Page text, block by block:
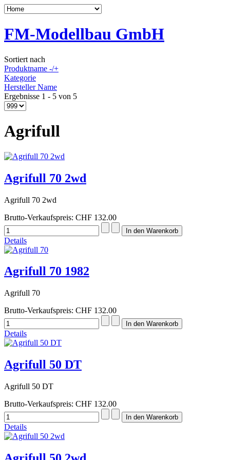
FM-Modellbau GmbH
Sortiert nach
Produktname -/+
Kategorie
Hersteller Name
Ergebnisse 1 - 5 von 5
Agrifull
Agrifull 70 2wd
Agrifull 70 2wd
Brutto-Verkaufspreis: CHF 132.00
Details
Agrifull 70 1982
Agrifull 70
Brutto-Verkaufspreis: CHF 132.00
Details
Agrifull 50 DT
Agrifull 50 DT
Brutto-Verkaufspreis: CHF 132.00
Details